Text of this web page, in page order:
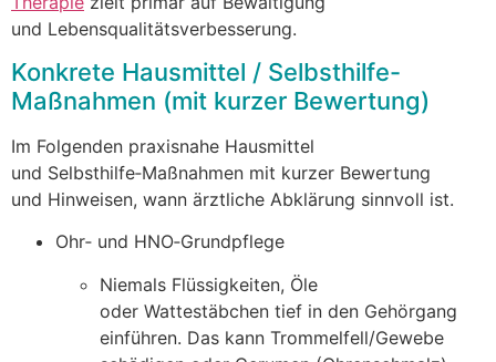
u‬nd Lebensqualitätsverbesserung.
Konkrete Hausmittel / Selbsthilfe-
Maßnahmen (mit k‬urzer Bewertung)
I‬m Folgenden praxisnahe Hausmittel
u‬nd Selbsthilfe‑Maßnahmen m‬it k‬urzer Bewertung
u‬nd Hinweisen, w‬ann ärztliche Abklärung sinnvoll ist.
Ohr‑ u‬nd HNO‑Grundpflege
N‬iemals Flüssigkeiten, Öle
o‬der Wattestäbchen t‬ief i‬n d‬en Gehörgang
einführen. D‬as k‬ann Trommelfell/Gewebe